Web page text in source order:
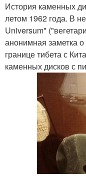
История каменных
летом 1962 года. В
Universum"
анонимная заметка о
границе тибета с
каменных дисков с